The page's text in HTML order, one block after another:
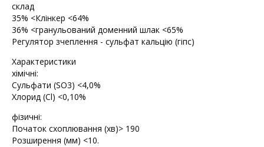
склад
35% <Клінкер <64%
36% <гранульований доменний шлак <65%
Регулятор зчеплення - сульфат кальцію (гіпс)
Характеристики
хімічні:
Сульфати (SO3) <4,0%
Хлорид (Cl) <0,10%
фізичні:
Початок схоплювання (хв)> 190
Розширення (мм) <10.